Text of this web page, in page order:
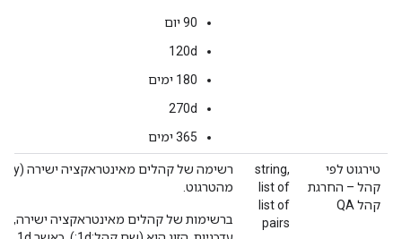
90 יום
‫120d
‫180 ימים
‫270d
‫365 ימים
טירגוט לפי
קהל – החרגת
קהל QA
string,
list of
list of
pairs
מהטרגוט.
ברשימות של קהלים מאינטראקציה ישירה,